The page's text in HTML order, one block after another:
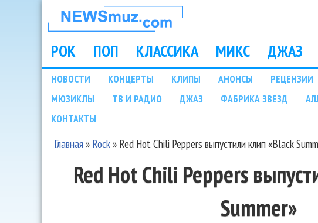
НОВОСТИ
МУЗЫКИ И
ШОУ БИЗНЕСА
NEWSMUZ.COM
Main menu
РОК ПОП КЛАССИКА МИКС ДЖАЗ
Подразделы
НОВОСТИ КОНЦЕРТЫ КЛИПЫ АНОНСЫ РЕЦЕНЗИИ
МЮЗИКЛЫ
ТВ И РАДИО ДЖАЗ ФАБРИКА ЗВЕЗД
КОНТАКТЫ
Главная» Rock» Red Hot Chili Peppers выпустили клип «Black
Red Hot Chili Peppers
Summer»